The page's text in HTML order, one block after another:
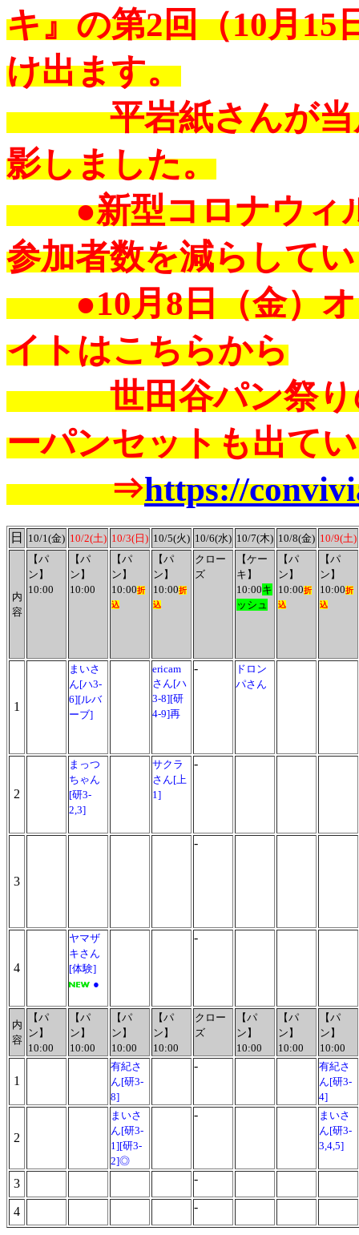
キ』の第2回（10月15
け出ます。
平岩紙さんが当店
影しました。
●新型コロナウィル
参加者数を減らして
●10月8日（金）オ
イトはこちらから
世田谷パン祭りの
ーパンセットも出て
⇒https://
日 10/1(金) 10/2(土) 10/3(日) 10/5(火) 10/6(水) 10/7(木) 10/8(金) 10/9(土)
内
容
【パ
ン】
10:00
【パ
ン】
10:00
【パ
ン】
10:00折
込
【パ
ン】
10:00折
込
クロー
ズ
【ケー
キ】
10:00キ
ッシュ
【パ
ン】
10:00折
込
【パ
ン】
10:00折
込
1
まいさ
ん[ハ3-
6][ルバ
ーブ]
ericam
さん[ハ
3-8][研
4-9]再
-
ドロン
パさん
2
まっつ
ちゃん
[研3-
2,3]
サクラ
さん[上
1]
-
3
-
4
ヤマザ
キさん
[体験]
●
-
内
容
【パ
ン】
10:00
【パ
ン】
10:00
【パ
ン】
10:00
【パ
ン】
10:00
クロー
ズ
【パ
ン】
10:00
【パ
ン】
10:00
【パ
ン】
10:00
1
有紀さ
ん[研3-
8]
-
有紀さ
ん[研3-
4]
2
まいさ
ん[研3-
1][研3-
2]◎
-
まいさ
ん[研3-
3,4,5]
3 -
4 -